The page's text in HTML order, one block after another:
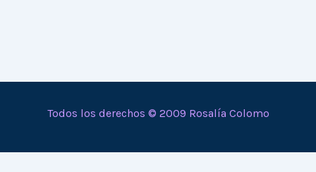
Todos los derechos © 2009 Rosalía Colomo